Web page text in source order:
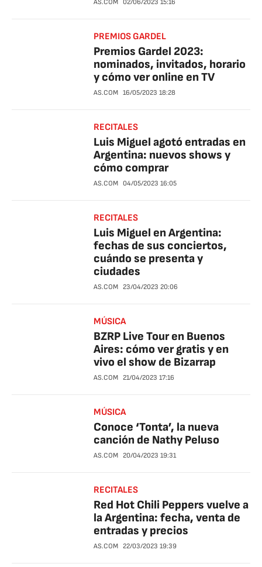
AS.COM 02/06/2023 15:16
PREMIOS GARDEL
Premios Gardel 2023:
nominados, invitados, horario
y cómo ver online en TV
AS.COM 16/05/2023 18:28
RECITALES
Luis Miguel agotó entradas en
Argentina: nuevos shows y
cómo comprar
AS.COM 04/05/2023 16:05
RECITALES
Luis Miguel en Argentina:
fechas de sus conciertos,
cuándo se presenta y
ciudades
AS.COM 23/04/2023 20:06
MÚSICA
BZRP Live Tour en Buenos
Aires: cómo ver gratis y en
vivo el show de Bizarrap
AS.COM 21/04/2023 17:16
MÚSICA
Conoce ‘Tonta’, la nueva
canción de Nathy Peluso
AS.COM 20/04/2023 19:31
RECITALES
Red Hot Chili Peppers vuelve a
la Argentina: fecha, venta de
entradas y precios
AS.COM 22/03/2023 19:39